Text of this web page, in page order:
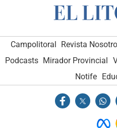
Campolitoral Revista
Podcasts Mirador Provincial
Notife